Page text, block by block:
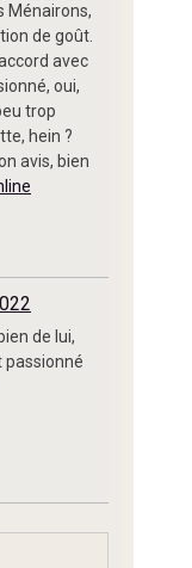
Ménairons,
de goût.
avec
oui,
trop
hein ?
avis, bien
de lui,
passionné